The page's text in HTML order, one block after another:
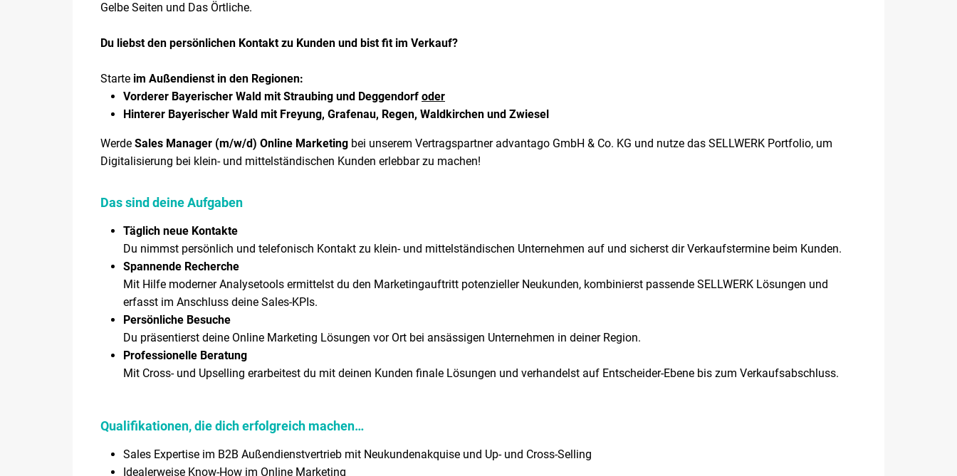
Gelbe Seiten und Das Örtliche.
Du liebst den persönlichen Kontakt zu Kunden und bist fit im Verkauf?
Starte im Außendienst in den Regionen:
Vorderer Bayerischer Wald mit Straubing und Deggendorf oder
Hinterer Bayerischer Wald mit Freyung, Grafenau, Regen, Waldkirchen und Zwiesel
Werde Sales Manager (m/w/d) Online Marketing bei unserem Vertragspartner advantago GmbH & Co. KG und nutze das SELLWERK Portfolio, um
Digitalisierung bei klein- und mittelständischen Kunden erlebbar zu machen!
Das sind deine Aufgaben
Täglich neue Kontakte
Du nimmst persönlich und telefonisch Kontakt zu klein- und mittelständischen Unternehmen auf und sicherst dir Verkaufstermine beim Kunden.
Spannende Recherche
Mit Hilfe moderner Analysetools ermittelst du den Marketingauftritt potenzieller Neukunden, kombinierst passende SELLWERK Lösungen und
erfasst im Anschluss deine Sales-KPIs.
Persönliche Besuche
Du präsentierst deine Online Marketing Lösungen vor Ort bei ansässigen Unternehmen in deiner Region.
Professionelle Beratung
Mit Cross- und Upselling erarbeitest du mit deinen Kunden finale Lösungen und verhandelst auf Entscheider-Ebene bis zum Verkaufsabschluss.
Qualifikationen, die dich erfolgreich machen…
Sales Expertise im B2B Außendienstvertrieb mit Neukundenakquise und Up- und Cross-Selling
Idealerweise Know-How im Online Marketing